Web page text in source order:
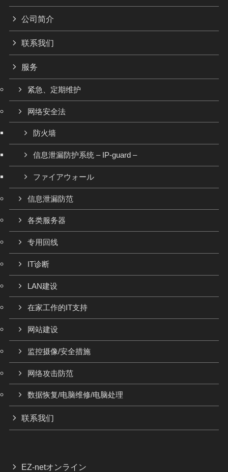
公司简介
联系我们
服务
紧急、定期维护
网络安全法
防火墙
信息泄漏防护系统 – IP-guard –
ファイアウォール
信息泄漏防范
各类服务器
专用回线
IT诊断
LAN建设
在家工作的IT支持
网站建设
监控摄像/安全措施
网络攻击防范
数据恢复/电脑维修/电脑处理
联系我们
EZ-netオンライン